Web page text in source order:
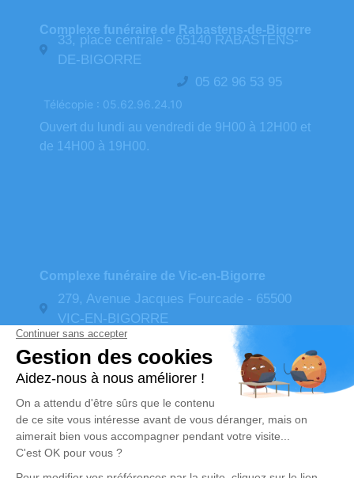
Complexe funéraire de Rabastens-de-Bigorre
33, place centrale - 65140 RABASTENS-
DE-BIGORRE
05 62 96 53 95
Télécopie : 05.62.96.24.10
Ouvert du lundi au vendredi de 9H00 à 12H00 et
de 14H00 à 19H00.
Complexe funéraire de Vic-en-Bigorre
279, Avenue Jacques Fourcade - 65500
VIC-EN-BIGORRE
05 62 96 53 95
Télécopie : 05 62 93 37 03
Ouvert du lundi au samedi de 9H00 à 12H00 et
de 14H00 à 19H00 (samedi fermeture à 17H00).
contact@pompes-funebres-favarel.com
N° d'urgence : 06.80.73.42.88